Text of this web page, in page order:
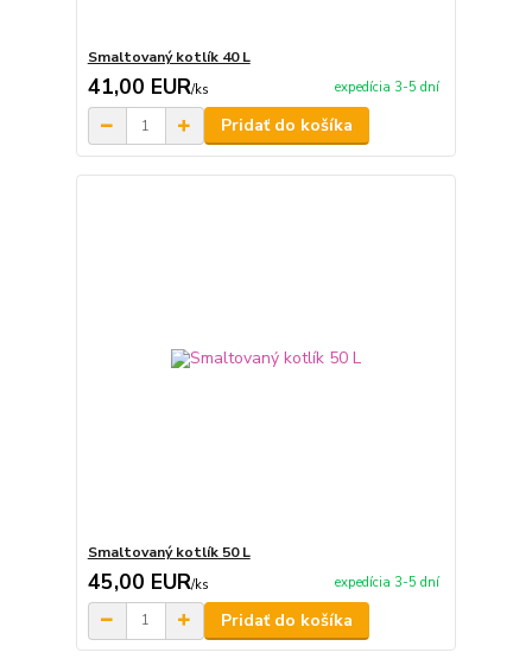
Smaltovaný kotlík 40 L
41,00 EUR/ks expedícia 3-5 dní
Pridať do košíka
Smaltovaný kotlík 50 L
45,00 EUR/ks expedícia 3-5 dní
Pridať do košíka